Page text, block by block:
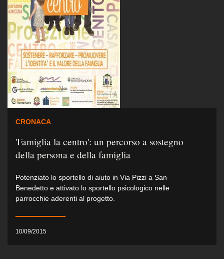
CRONACA
'Famiglia la centro': un percorso a sostegno
della persona e della famiglia
Potenziato lo sportello di aiuto in Via Pizzi a San
Benedetto e attivato lo sportello psicologico nelle
parrocchie aderenti al progetto.
10/09/2015